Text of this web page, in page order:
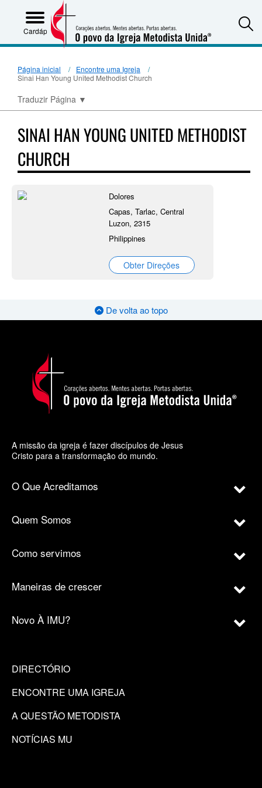
Cardápio
Página inicial
Encontre uma Igreja
Sinai Han Young United Methodist Church
Traduzir Página ▼
SINAI HAN YOUNG UNITED METHODIST
CHURCH
Dolores
Capas, Tarlac, Central
Luzon, 2315
Philippines
Obter Direções
De volta ao topo
A missão da igreja é fazer discípulos de Jesus
Cristo para a transformação do mundo.
O Que Acreditamos
Quem Somos
Como servimos
Maneiras de crescer
Novo À IMU?
DIRECTÓRIO
ENCONTRE UMA IGREJA
A QUESTÃO METODISTA
NOTÍCIAS MU